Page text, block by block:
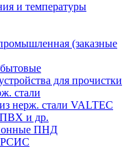
и температуры
(заказные
для прочистки
стали
нерж. стали VALTEC
и др.
ПНД